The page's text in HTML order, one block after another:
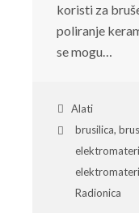
koristi za
poliranje
se mogu…
Alati
brusilica,
Radionica